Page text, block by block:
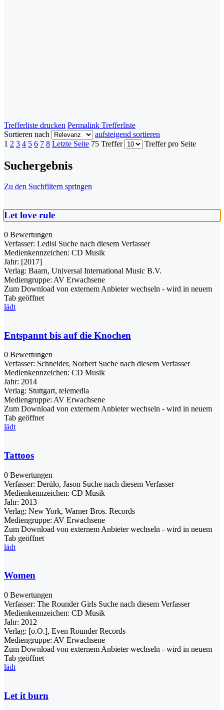
Trefferliste drucken Permalink Trefferliste
Sortieren nach
aufsteigend sortieren
1 2 3 4 5 6 7 8 Letzte Seite 75 Treffer Treffer pro Seite
Suchergebnis
Zu den Suchfiltern springen
Let love rule
0 Bewertungen
Verfasser: Ledisi Suche nach diesem Verfasser
Medienkennzeichen: CD Musik
Jahr: [2017]
Verlag: Baarn, Universal International Music B.V.
Mediengruppe: AV Erwachsene
Zum Download von externem Anbieter wechseln - wird in neuem
Tab geöffnet
lädt
Entspannt bis auf die Knochen
0 Bewertungen
Verfasser: Schneider, Norbert Suche nach diesem Verfasser
Medienkennzeichen: CD Musik
Jahr: 2014
Verlag: Stuttgart, telemedia
Mediengruppe: AV Erwachsene
Zum Download von externem Anbieter wechseln - wird in neuem
Tab geöffnet
lädt
Tattoos
0 Bewertungen
Verfasser: Derülo, Jason Suche nach diesem Verfasser
Medienkennzeichen: CD Musik
Jahr: 2013
Verlag: New York, Warner Bros. Records
Mediengruppe: AV Erwachsene
Zum Download von externem Anbieter wechseln - wird in neuem
Tab geöffnet
lädt
Women
0 Bewertungen
Verfasser: The Rounder Girls Suche nach diesem Verfasser
Medienkennzeichen: CD Musik
Jahr: 2012
Verlag: [o.O.], Even Rounder Records
Mediengruppe: AV Erwachsene
Zum Download von externem Anbieter wechseln - wird in neuem
Tab geöffnet
lädt
Let it burn